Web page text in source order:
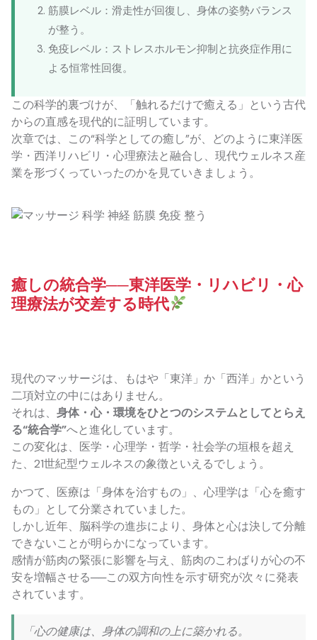
筋膜レベル：滑走性が回復し、身体の姿勢バランス
が整う。
免疫レベル：ストレスホルモン抑制と抗炎症作用に
よる恒常性回復。
この科学的裏づけが、「触れるだけで癒える」という古代
からの直感を現代的に証明しています。
次章では、この“科学としての癒し”が、どのように東洋医
学・西洋リハビリ・心理療法と融合し、現代ウェルネス産
業を形づくっていったのかを見ていきましょう。
癒しの統合学──東洋医学・リハビリ・心
理療法が交差する時代
現代のマッサージは、もはや「東洋」か「西洋」かという
二項対立の中にはありません。
それは、 身体・心・環境をひとつのシステムとしてとらえ
る“統合学”へと進化しています。
この変化は、医学・心理学・哲学・社会学の垣根を超え
た、21世紀型ウェルネスの象徴といえるでしょう。
かつて、医療は「身体を治すもの」、心理学は「心を癒す
もの」として分業されていました。
しかし近年、脳科学の進歩により、身体と心は決して分離
できないことが明らかになっています。
感情が筋肉の緊張に影響を与え、筋肉のこわばりが心の不
安を増幅させる──この双方向性を示す研究が次々に発表
されています。
「心の健康は、身体の調和の上に築かれる。